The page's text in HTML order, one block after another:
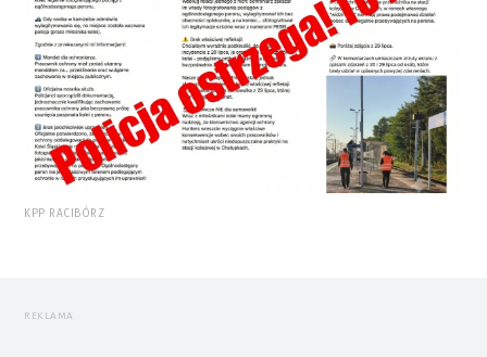
KPP RACIBÓRZ
REKLAMA